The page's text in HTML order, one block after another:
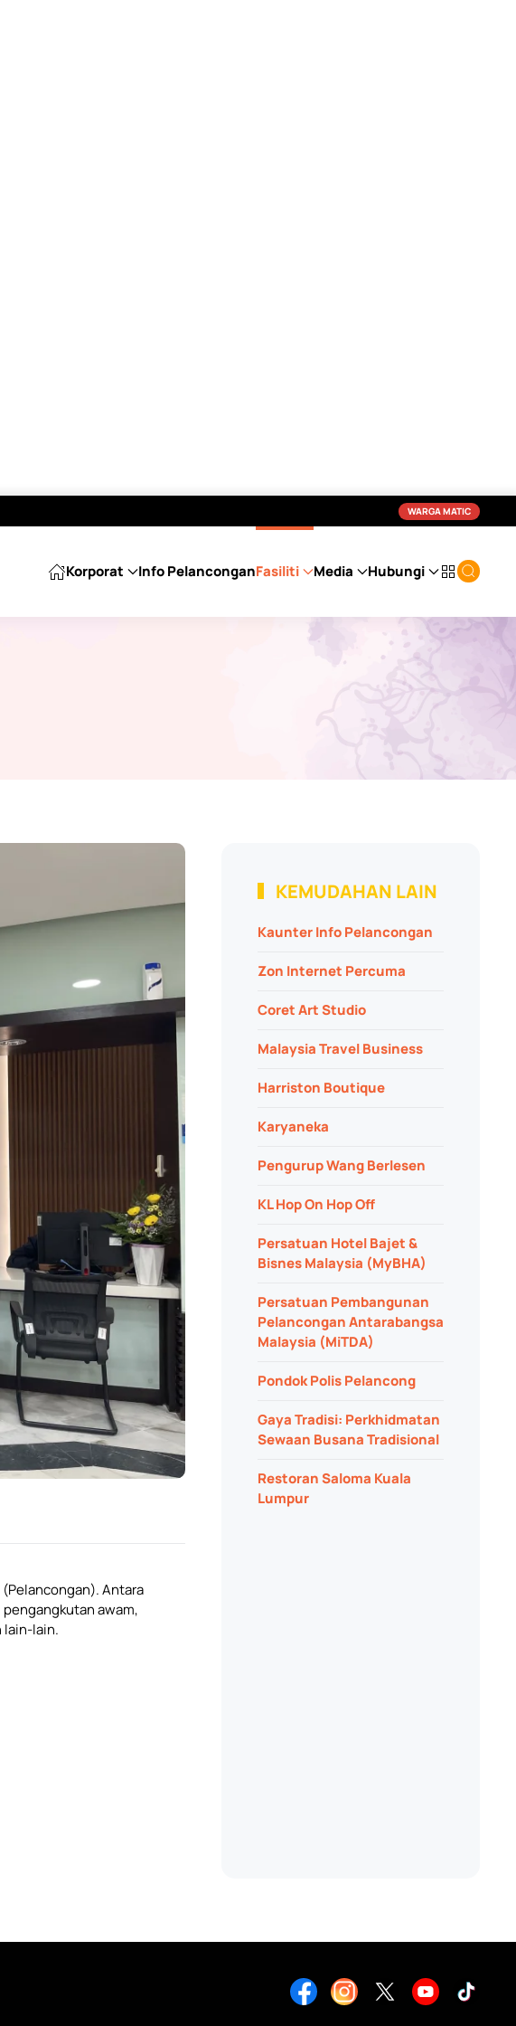
WARGA MATIC
Korporat Info PelanconganFasiliti Media Hubungi
Antara
awam,
lain-lain.
KEMUDAHAN LAIN
Kaunter Info Pelancongan
Zon Internet Percuma
Coret Art Studio
Malaysia Travel Business
Harriston Boutique
Karyaneka
Pengurup Wang Berlesen
KL Hop On Hop Off
Persatuan Hotel Bajet &
Bisnes Malaysia (MyBHA)
Persatuan Pembangunan
Pelancongan Antarabangsa
Malaysia (MiTDA)
Pondok Polis Pelancong
Gaya Tradisi: Perkhidmatan
Sewaan Busana Tradisional
Restoran Saloma Kuala
Lumpur